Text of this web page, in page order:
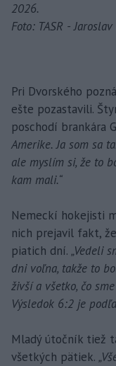
2026.
Foto: TASR -
Pri Dvorského
ešte pozastavili.
poschodí brankára
Amerike. Ja som sa
ale myslím si, že to
kam mali.“
Nemeckí hokejisti
nich prejavil fakt,
piatich dní. „Vedeli
dni voľna, takže to
živší a všetko, čo
Výsledok 6:2 je
Mladý útočník tiež
všetkých pätiek.